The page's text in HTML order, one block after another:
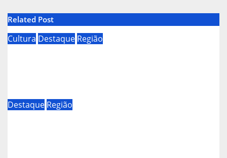
Related Post
Cultura Destaque Região
Destaque Região